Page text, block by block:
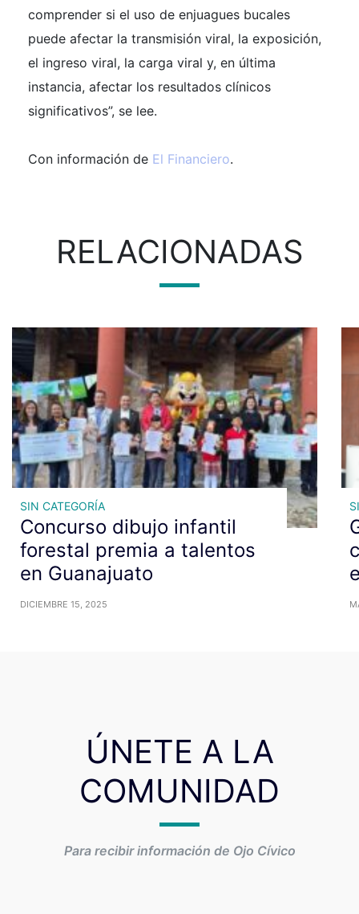
comprender si el uso de enjuagues bucales
puede afectar la transmisión viral, la exposición,
el ingreso viral, la carga viral y, en última
instancia, afectar los resultados clínicos
significativos”, se lee.
Con información de El Financiero.
RELACIONADAS
SIN CATEGORÍA
Concurso dibujo infantil
forestal premia a talentos
en Guanajuato
DICIEMBRE 15, 2025
ÚNETE A LA
COMUNIDAD
Para recibir información de Ojo Cívico